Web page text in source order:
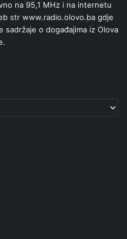
ali za sve ostale ozbiljnije
savjet naših iskunih
nam vedri i zdravi.
linku ispod;
na 95,1 MHz i na internetu
str www.radio.olovo.ba gdje
o događajima iz Olova